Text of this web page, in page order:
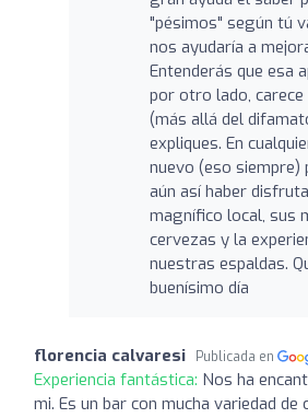
"pésimos" según tú
nos ayudaría a
Entenderás que esa
por otro lado,
(más allá del
expliques. En
nuevo (eso siempre)
aún así haber
magnífico local, sus
cervezas y la
nuestras espaldas.
buenísimo día
florencia calvaresi Publicada en
Experiencia fantástica: Nos ha
mi. Es un bar con mucha variedad de